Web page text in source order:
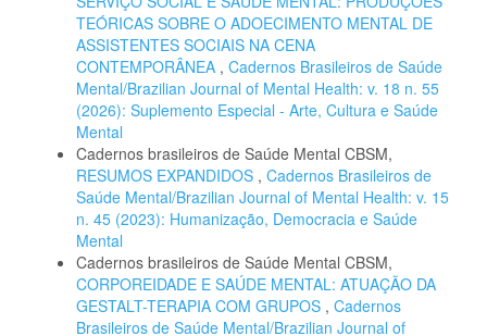
TEÓRICAS SOBRE O ADOECIMENTO MENTAL DE
ASSISTENTES SOCIAIS NA CENA
CONTEMPORÂNEA , Cadernos Brasileiros de Saúde
Mental/Brazilian Journal of Mental Health: v. 18 n. 55
(2026): Suplemento Especial - Arte, Cultura e Saúde
Mental
Cadernos brasileiros de Saúde Mental CBSM,
RESUMOS EXPANDIDOS , Cadernos Brasileiros de
Saúde Mental/Brazilian Journal of Mental Health: v. 15
n. 45 (2023): Humanização, Democracia e Saúde
Mental
Cadernos brasileiros de Saúde Mental CBSM,
CORPOREIDADE E SAÚDE MENTAL: ATUAÇÃO DA
GESTALT-TERAPIA COM GRUPOS , Cadernos
Brasileiros de Saúde Mental/Brazilian Journal of